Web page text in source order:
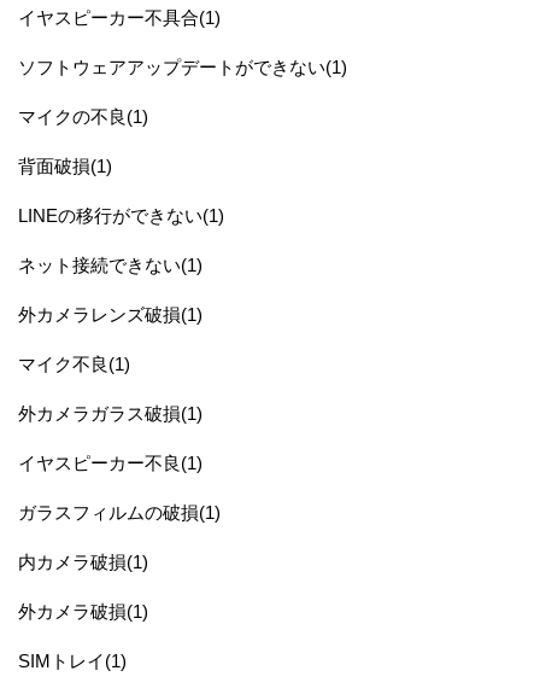
イヤスピーカー不具合(1)
ソフトウェアアップデートができない(1)
マイクの不良(1)
背面破損(1)
LINEの移行ができない(1)
ネット接続できない(1)
外カメラレンズ破損(1)
マイク不良(1)
外カメラガラス破損(1)
イヤスピーカー不良(1)
ガラスフィルムの破損(1)
内カメラ破損(1)
外カメラ破損(1)
SIMトレイ(1)